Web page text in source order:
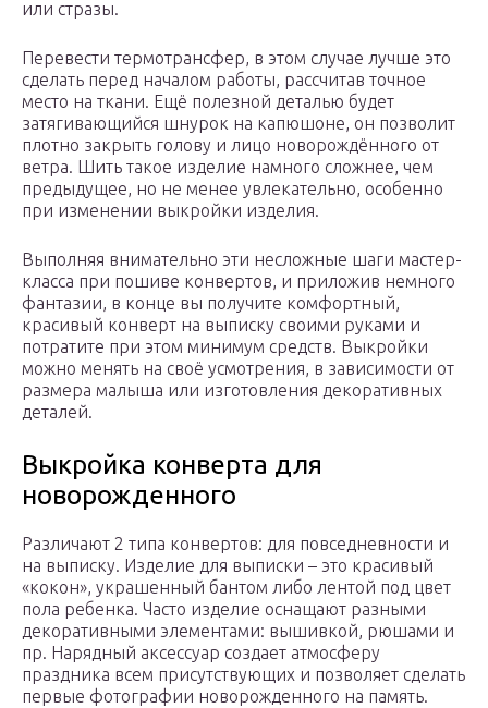
или стразы.
Перевести термотрансфер, в этом случае лучше это
сделать перед началом работы, рассчитав точное
место на ткани. Ещё полезной деталью будет
затягивающийся шнурок на капюшоне, он позволит
плотно закрыть голову и лицо новорождённого от
ветра. Шить такое изделие намного сложнее, чем
предыдущее, но не менее увлекательно, особенно
при изменении выкройки изделия.
Выполняя внимательно эти несложные шаги мастер-
класса при пошиве конвертов, и приложив немного
фантазии, в конце вы получите комфортный,
красивый конверт на выписку своими руками и
потратите при этом минимум средств. Выкройки
можно менять на своё усмотрения, в зависимости от
размера малыша или изготовления декоративных
деталей.
Выкройка конверта для
новорожденного
Различают 2 типа конвертов: для повседневности и
на выписку. Изделие для выписки – это красивый
«кокон», украшенный бантом либо лентой под цвет
пола ребенка. Часто изделие оснащают разными
декоративными элементами: вышивкой, рюшами и
пр. Нарядный аксессуар создает атмосферу
праздника всем присутствующих и позволяет сделать
первые фотографии новорожденного на память.